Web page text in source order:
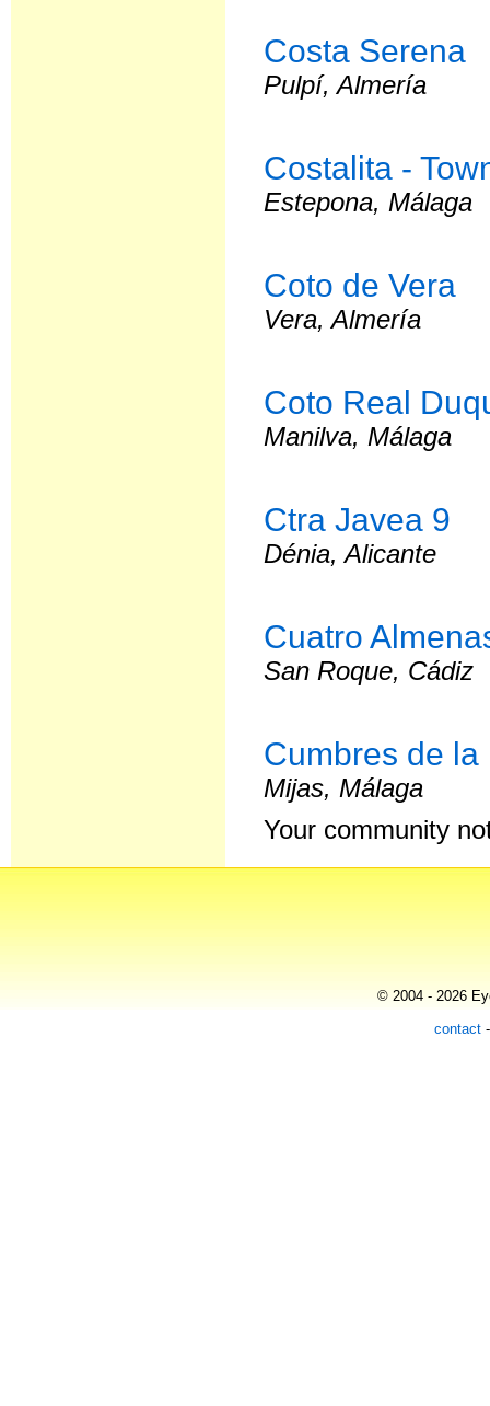
Costa Serena
Pulpí, Almería
Costalita -
Estepona, Málaga
Coto de Vera
Vera, Almería
Coto Real
Manilva, Málaga
Ctra Javea 9
Dénia, Alicante
Cuatro
San Roque, Cádiz
Cumbres de la
Mijas, Málaga
Your community
© 2004 - 2026
contact